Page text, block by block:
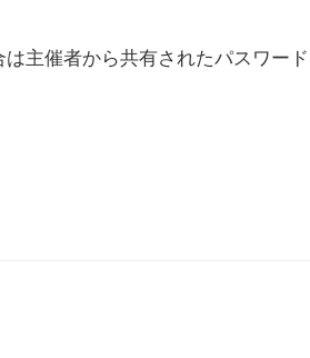
主催者から共有されたパスワード